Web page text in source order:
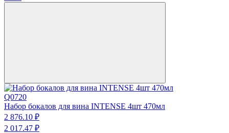
Q0720
Набор бокалов для вина INTENSE 4шт 470мл
2 876.10 ₽
2 017.47 ₽